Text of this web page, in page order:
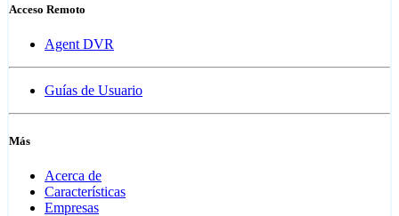
Acceso Remoto
Agent DVR
Guías de Usuario
Más
Acerca de
Características
Empresas